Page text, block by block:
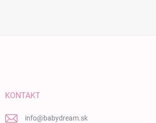
KONTAKT
info@babydream.sk